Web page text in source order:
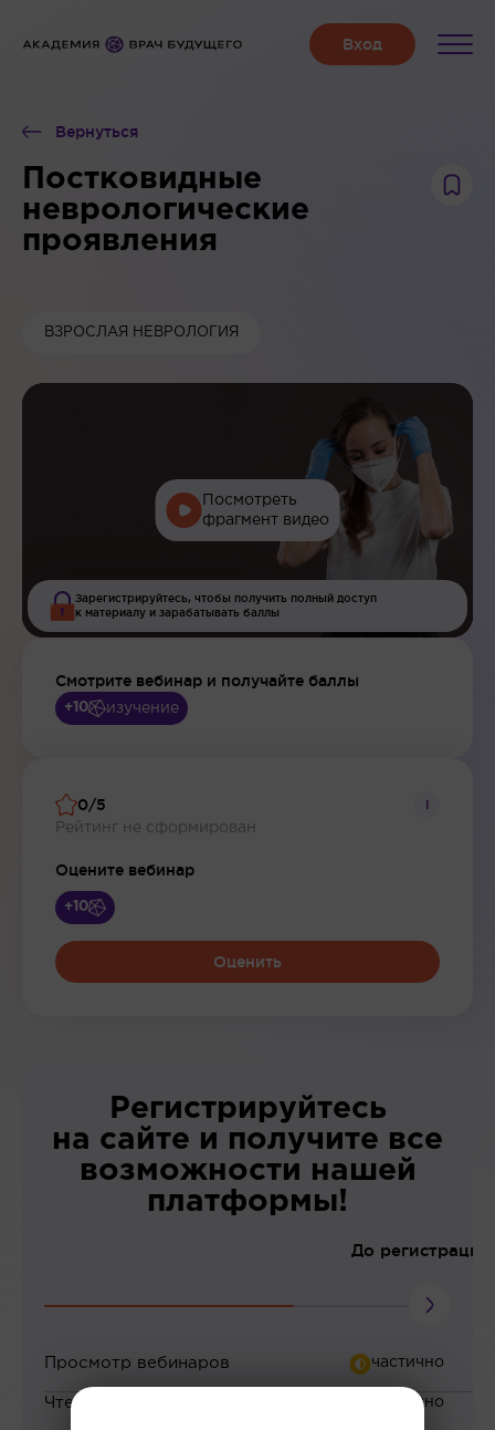
Вернуться
Постковидные
неврологические
проявления
ВЗРОСЛАЯ НЕВРОЛОГИЯ
Посмотреть
фрагмент видео
Зарегистрируйтесь, чтобы получить полный доступ
к материалу и зарабатывать баллы
Смотрите вебинар и получайте баллы
+10 изучение
0/5
Рейтинг не сформирован
i
Оцените вебинар
+10
Оценить
Регистрируйтесь
на сайте и получите все
возможности нашей
платформы!
До регистрации
Просмотр вебинаров
Чтение статей